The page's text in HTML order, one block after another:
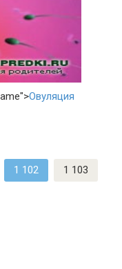
Овуляция
1 102
1 103